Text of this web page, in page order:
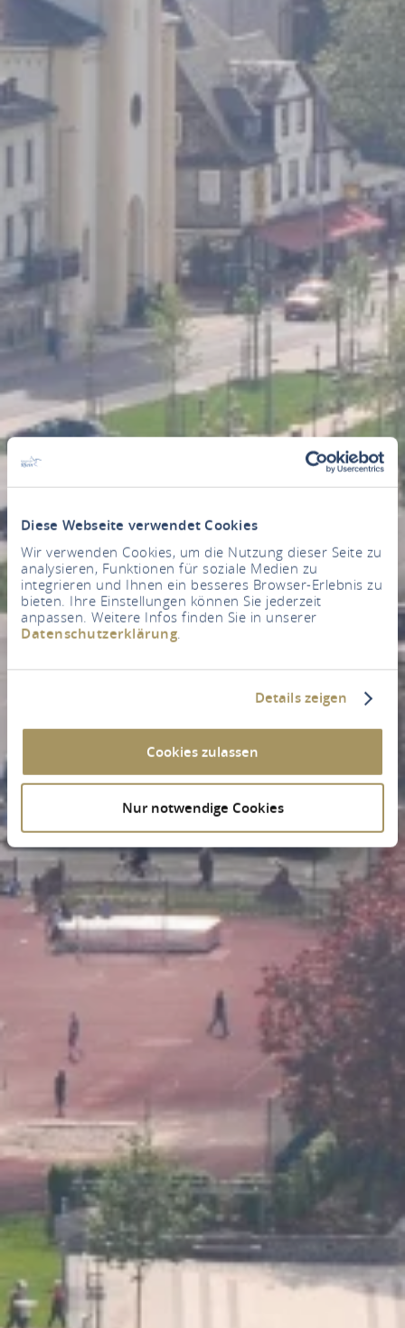
Diese Webseite verwendet Cookies
Wir verwenden Cookies, um die Nutzung dieser Seite zu
analysieren, Funktionen für soziale Medien zu
integrieren und Ihnen ein besseres Browser-Erlebnis zu
bieten. Ihre Einstellungen können Sie jederzeit
anpassen. Weitere Infos finden Sie in unserer
Datenschutzerklärung.
Details zeigen
Cookies zulassen
Nur notwendige Cookies